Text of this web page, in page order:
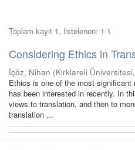
Toplam kayıt 1, listelenen: 1-1
Considering Ethics in
İçöz, Nihan (Kırklareli Üniversitesi,
Ethics is one of the most
has been interested in recently. In
views to translation, and then to
translation ...